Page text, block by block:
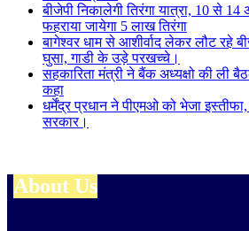
बीजेपी निकालेगी तिरंगा यात्रा, 10 से
फहराया जायेगा 5 लाख तिरंगा
बागेश्वर धाम से आशीर्वाद लेकर लौट रहे
घुसा, गाडी के उड़े परखच्चे।
सहकारिता मंत्री ने बैंक अध्यक्षो की ली
कहा
धर्मेंद्र प्रधान ने पीएमओ को भेजा
सरकार।
About Us